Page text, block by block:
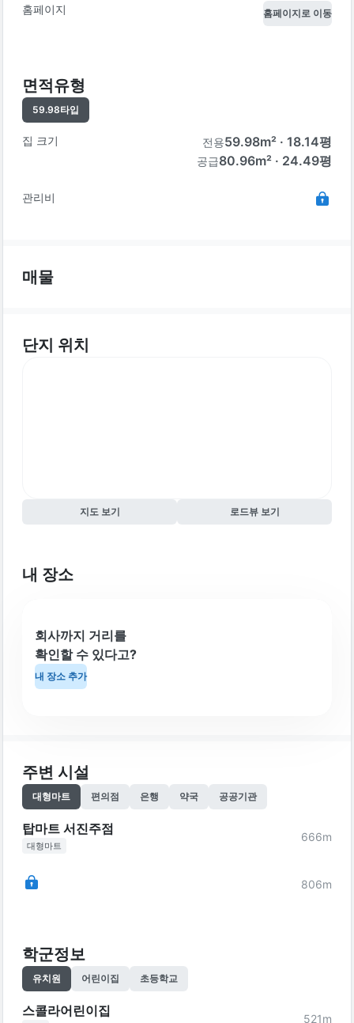
홈페이지 홈페이지로 이동
면적유형
59.98타입
집 크기 전용59.98m² · 18.14평
공급80.96m² · 24.49평
관리비
매물
단지 위치
지도 보기 로드뷰 보기
내 장소
회사까지 거리를
확인할 수 있다고?
내 장소 추가
주변 시설
대형마트 편의점 은행 약국 공공기관
탑마트 서진주점
대형마트
666m
806m
학군정보
유치원 어린이집 초등학교
스콜라어린이집 521m